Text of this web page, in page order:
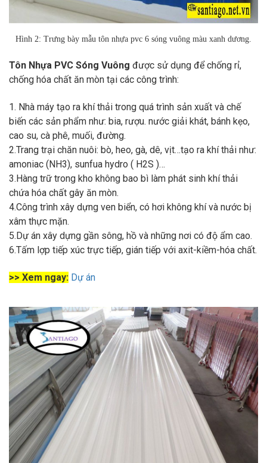
Hình 2: Trưng bày mẫu tôn nhựa pvc 6 sóng vuông màu xanh dương.
Tôn Nhựa PVC Sóng Vuông được sử dụng để chống rỉ,
chống hóa chất ăn mòn tại các công trình:
1. Nhà máy tạo ra khí thải trong quá trình sản xuất và chế
biến các sản phẩm như: bia, rượu. nước giải khát, bánh kẹo,
cao su, cà phê, muối, đường.
2.Trang trại chăn nuôi: bò, heo, gà, dê, vịt…tạo ra khí thải như:
amoniac (NH3), sunfua hydro ( H2S )…
3.Hàng trữ trong kho không bao bì làm phát sinh khí thải
chứa hóa chất gây ăn mòn.
4.Công trình xây dựng ven biển, có hơi không khí và nước bị
xâm thực mặn.
5.Dự án xây dựng gần sông, hồ và những nơi có độ ẩm cao.
6.Tấm lợp tiếp xúc trực tiếp, gián tiếp với axit-kiềm-hóa chất.
>> Xem ngay: Dự án